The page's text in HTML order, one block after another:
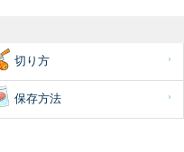
切り方
保存方法